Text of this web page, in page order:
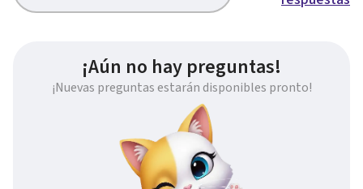
¡Aún no hay preguntas!
¡Nuevas preguntas estarán disponibles pronto!